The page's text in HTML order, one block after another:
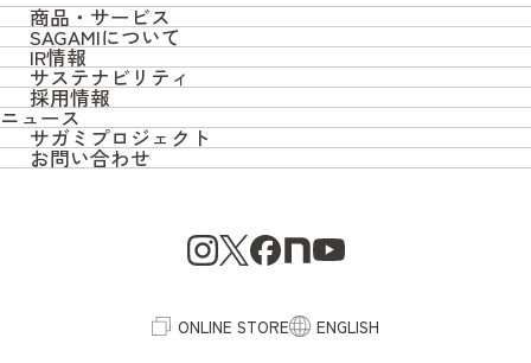
ONLINE STORE ENGLISH
商品・サービス
商品・サービス TOP
サガミオリジナル
コンドーム/潤滑ゼリー
SAGAMIについて
SAGAMIについて TOP
トップメッセージ / 会社概要
SAGAMIの想い
IR情報
IR情報 TOP
決算短信
サステナビリティ
サステナビリティ TOP
社会への取り組み
コーポレートガバナンス
採用情報
採用情報 TOP
ニュース
サガミプロジェクト
サガミプロジェクト TOP
お問い合わせ